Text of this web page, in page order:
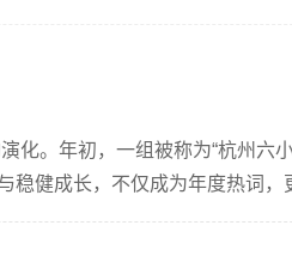
。年初，一组被称为“杭州六
健成长，不仅成为年度热词
实、智